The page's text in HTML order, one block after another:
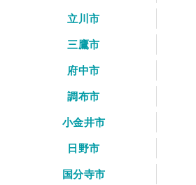
立川市
三鷹市
府中市
調布市
小金井市
日野市
国分寺市